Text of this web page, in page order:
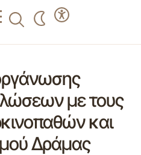
με τους
και
Δράμας